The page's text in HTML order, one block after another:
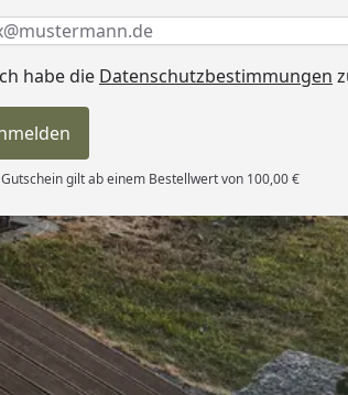
Eingabe erforderlich
erforderlich
*
habe die Datenschutzbestimmungen
gilt ab einem Bestellwert von 100,00 €